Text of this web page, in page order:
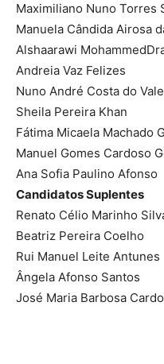
Maximiliano Nuno Torres
Manuela Cândida Airosa
Alshaarawi
Andreia Vaz Felizes
Nuno André Costa do Vale
Sheila Pereira Khan
Fátima Micaela Machado
Manuel Gomes Cardoso
Ana Sofia Paulino Afonso
Candidatos Suplentes
Renato Célio Marinho
Beatriz Pereira Coelho
Rui Manuel Leite Antunes
Ângela Afonso Santos
José Maria Barbosa